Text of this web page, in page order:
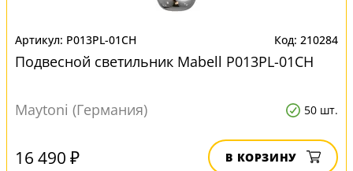
P013PL-01CH 210284
Подвесной светильник Mabell P013PL-01CH
Maytoni (Германия) 50 шт.
16 490 ₽ В КОРЗИНУ